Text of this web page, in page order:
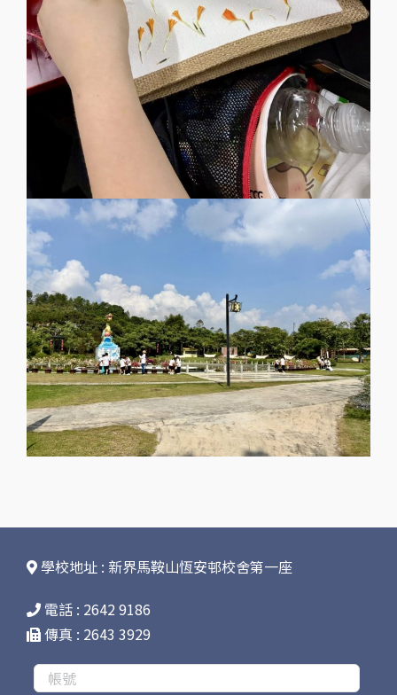
學校地址 : 新界馬鞍山恆安邨校舍第一座
電話 : 2642 9186
傳真 : 2643 3929